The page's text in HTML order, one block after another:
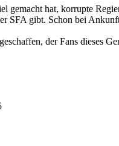
gemacht hat, korrupte
SFA gibt. Schon bei
der Fans dieses